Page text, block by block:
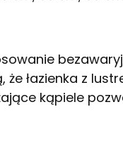
łazienka z
kąpiele